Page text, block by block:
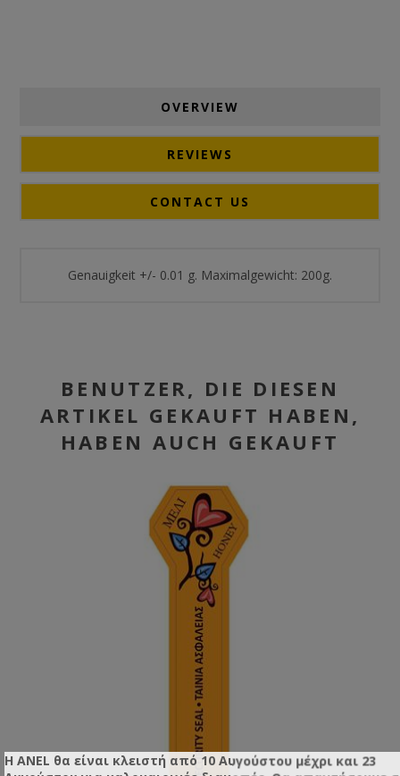
OVERVIEW
REVIEWS
CONTACT US
Genauigkeit +/- 0.01 g. Maximalgewicht: 200g.
BENUTZER, DIE DIESEN
ARTIKEL GEKAUFT HABEN,
HABEN AUCH GEKAUFT
Η ANEL θα είναι κλειστή από 10 Αυγούστου μέχρι και 23